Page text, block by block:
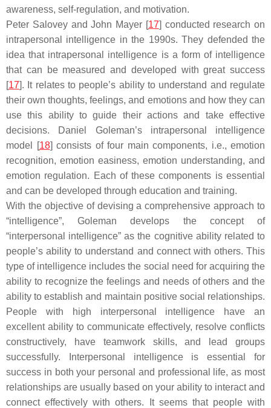
awareness, self-regulation, and motivation.
Peter Salovey and John Mayer [17] conducted research on
intrapersonal intelligence in the 1990s. They defended the
idea that intrapersonal intelligence is a form of intelligence
that can be measured and developed with great success
[17]. It relates to people’s ability to understand and regulate
their own thoughts, feelings, and emotions and how they can
use this ability to guide their actions and take effective
decisions. Daniel Goleman’s intrapersonal intelligence
model [18] consists of four main components, i.e., emotion
recognition, emotion easiness, emotion understanding, and
emotion regulation. Each of these components is essential
and can be developed through education and training.
With the objective of devising a comprehensive approach to
“intelligence”, Goleman develops the concept of
“interpersonal intelligence” as the cognitive ability related to
people’s ability to understand and connect with others. This
type of intelligence includes the social need for acquiring the
ability to recognize the feelings and needs of others and the
ability to establish and maintain positive social relationships.
People with high interpersonal intelligence have an
excellent ability to communicate effectively, resolve conflicts
constructively, have teamwork skills, and lead groups
successfully. Interpersonal intelligence is essential for
success in both your personal and professional life, as most
relationships are usually based on your ability to interact and
connect effectively with others. It seems that people with